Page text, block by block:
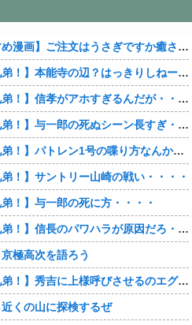
【おすすめ漫画】ご注文はうさぎですか癒される・・・・
【豊臣兄弟！】本能寺の辺？はっきりしねーなどこなんだよ・・・・
【豊臣兄弟！】信孝がアホすぎるんだが・・・・
【豊臣兄弟！】与一郎の死ぬシーン長すぎ・・・・
【豊臣兄弟！】パトレン1号の喋り方なんかクセになる・・・・
弟！】サントリー山崎の戦い・・・・
弟！】与一郎の死に方・・・・
【豊臣兄弟！】信長のパワハラが原因だろ・・・？
極高次を語ろう
【豊臣兄弟！】秀吉に上様呼びさせるのエグいな・・・・
くの山に探検するぜ